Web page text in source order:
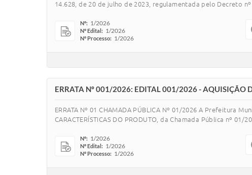
14.628, de 20 de julho de 2023, regulamentada pelo Decreto nº
Nº: 1/2026
Nº Edital: 1/2026
Nº Processo: 1/2026
ERRATA Nº 001/2026: EDITAL 001/2026 - AQUISIÇÃO
ERRATA Nº 01 CHAMADA PÚBLICA Nº 01/2026 A Prefeitura
CARACTERÍSTICAS DO PRODUTO, da Chamada Pública nº
Nº: 1/2026
Nº Edital: 1/2026
Nº Processo: 1/2026